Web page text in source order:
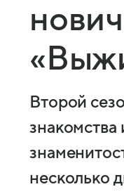
Второй
несколько